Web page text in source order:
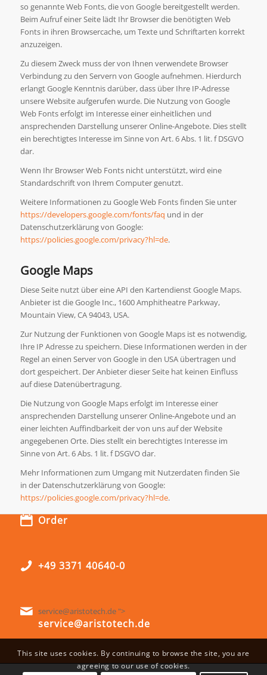
so genannte Web Fonts, die von Google bereitgestellt werden.
Beim Aufruf einer Seite lädt Ihr Browser die benötigten Web
Fonts in ihren Browsercache, um Texte und Schriftarten korrekt
anzuzeigen.
Zu diesem Zweck muss der von Ihnen verwendete Browser
Verbindung zu den Servern von Google aufnehmen. Hierdurch
erlangt Google Kenntnis darüber, dass über Ihre IP-Adresse
unsere Website aufgerufen wurde. Die Nutzung von Google
Web Fonts erfolgt im Interesse einer einheitlichen und
ansprechenden Darstellung unserer Online-Angebote. Dies stellt
ein berechtigtes Interesse im Sinne von Art. 6 Abs. 1 lit. f DSGVO
dar.
Wenn Ihr Browser Web Fonts nicht unterstützt, wird eine
Standardschrift von Ihrem Computer genutzt.
Weitere Informationen zu Google Web Fonts finden Sie unter
https://developers.google.com/fonts/faq und in der
Datenschutzerklärung von Google:
https://policies.google.com/privacy?hl=de.
Google Maps
Diese Seite nutzt über eine API den Kartendienst Google Maps.
Anbieter ist die Google Inc., 1600 Amphitheatre Parkway,
Mountain View, CA 94043, USA.
Zur Nutzung der Funktionen von Google Maps ist es notwendig,
Ihre IP Adresse zu speichern. Diese Informationen werden in der
Regel an einen Server von Google in den USA übertragen und
dort gespeichert. Der Anbieter dieser Seite hat keinen Einfluss
auf diese Datenübertragung.
Die Nutzung von Google Maps erfolgt im Interesse einer
ansprechenden Darstellung unserer Online-Angebote und an
einer leichten Auffindbarkeit der von uns auf der Website
angegebenen Orte. Dies stellt ein berechtigtes Interesse im
Sinne von Art. 6 Abs. 1 lit. f DSGVO dar.
Mehr Informationen zum Umgang mit Nutzerdaten finden Sie
in der Datenschutzerklärung von Google:
https://policies.google.com/privacy?hl=de.
Order
+49 3371 40640-0
service@aristotech.de ">
service@aristotech.de
This site uses cookies. By continuing to browse the site, you are
agreeing to our use of cookies.